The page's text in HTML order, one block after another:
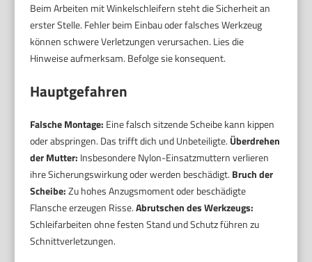
Beim Arbeiten mit Winkelschleifern steht die Sicherheit an
erster Stelle. Fehler beim Einbau oder falsches Werkzeug
können schwere Verletzungen verursachen. Lies die
Hinweise aufmerksam. Befolge sie konsequent.
Hauptgefahren
Falsche Montage: Eine falsch sitzende Scheibe kann kippen
oder abspringen. Das trifft dich und Unbeteiligte. Überdrehen
der Mutter: Insbesondere Nylon-Einsatzmuttern verlieren
ihre Sicherungswirkung oder werden beschädigt. Bruch der
Scheibe:Zu hohes Anzugsmoment oder beschädigte
Flansche erzeugen Risse.Abrutschen des Werkzeugs:
Schleifarbeiten ohne festen Stand und Schutz führen zu
Schnittverletzungen.